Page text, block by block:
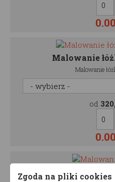
0.00
Malowanie
Malowanie
od
0.00
Zgoda na pliki cookies